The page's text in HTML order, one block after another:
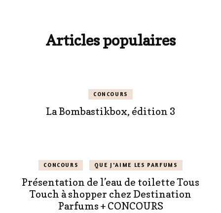
Articles populaires
CONCOURS
La Bombastikbox, édition 3
CONCOURS QUE J'AIME LES PARFUMS
Présentation de l’eau de toilette Tous
Touch à shopper chez Destination
Parfums + CONCOURS